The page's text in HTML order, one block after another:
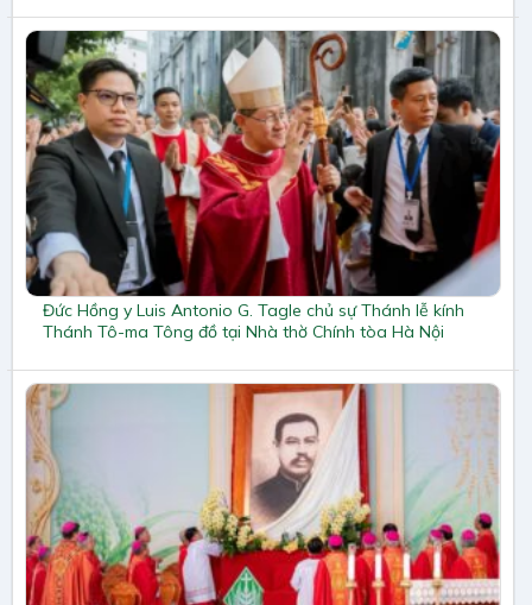
Đức Hồng y Luis Antonio G. Tagle chủ sự Thánh lễ kính
Thánh Tô-ma Tông đồ tại Nhà thờ Chính tòa Hà Nội